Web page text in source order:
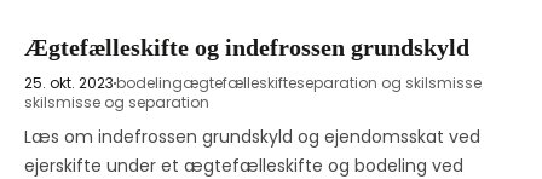
Ægtefælleskifte og indefrossen grundskyld
25. okt. 2023 bodelingægtefælleskifteseparation og skilsmisse
skilsmisse og separation
Læs om indefrossen grundskyld og ejendomsskat ved
ejerskifte under et ægtefælleskifte og bodeling ved